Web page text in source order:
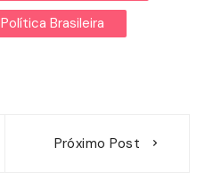
Política Brasileira
Próximo Post